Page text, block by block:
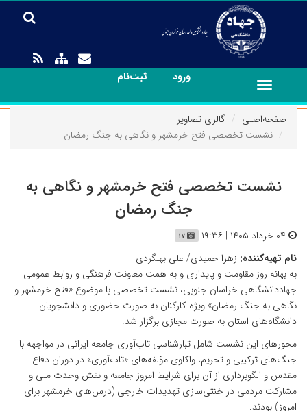
ورود | ثبت‌نام
Toggle
navigation
صفحه‌اصلی
گالری تصاویر
نشست تخصصی فتح خرمشهر و نگاهی به جنگ رمضان
نشست تخصصی فتح خرمشهر و نگاهی به
جنگ رمضان
نام تهیه‌کننده: زهرا حمیدی/ علی بهلگردی
به بهانه روز مقاومت و پایداری و به همت معاونت فرهنگی و روابط عمومی
جهاددانشگاهی خراسان جنوبی، نشست تخصصی با موضوع «فتح خرمشهر و
نگاهی به جنگ رمضان» ویژه کارکنان به صورت حضوری و دانشجویان
دانشگاه‌های استان به صورت مجازی برگزار شد.
محورهای این نشست شامل تبارشناسی تاب‌آوری جامعه ایرانی در مواجهه با
جنگ‌های ترکیبی و تحریم، واکاوی مؤلفه‌های «تاب‌آوری» در دوران دفاع
مقدس و الگوبرداری از آن برای شرایط امروز جامعه و نقش وحدت ملی و
مشارکت مردمی در خنثی‌سازی تهدیدات خارجی (درس‌های خرمشهر برای
امروز) بودند.